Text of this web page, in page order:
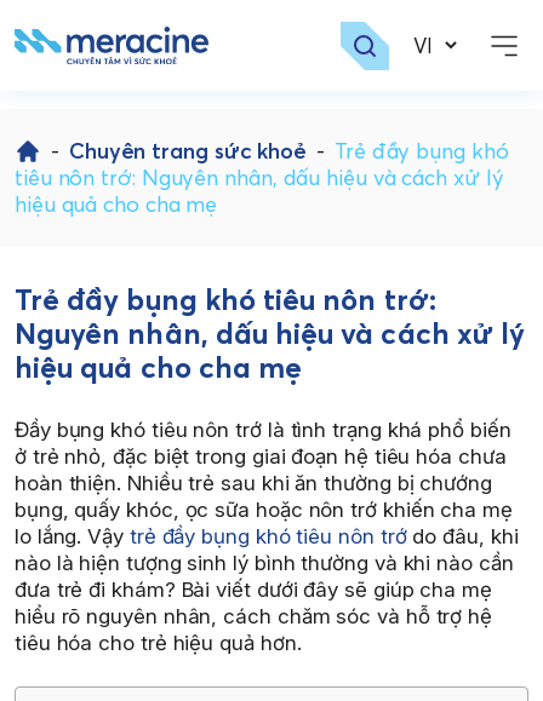
to
content
- Chuyên trang sức khoẻ - Trẻ đầy bụng khó
tiêu nôn trớ: Nguyên nhân, dấu hiệu và cách xử lý
hiệu quả cho cha mẹ
Trẻ đầy bụng khó tiêu nôn trớ:
Nguyên nhân, dấu hiệu và cách xử lý
hiệu quả cho cha mẹ
Đầy bụng khó tiêu nôn trớ là tình trạng khá phổ biến
ở trẻ nhỏ, đặc biệt trong giai đoạn hệ tiêu hóa chưa
hoàn thiện. Nhiều trẻ sau khi ăn thường bị chướng
bụng, quấy khóc, ọc sữa hoặc nôn trớ khiến cha mẹ
lo lắng. Vậy trẻ đầy bụng khó tiêu nôn trớdo đâu, khi
nào là hiện tượng sinh lý bình thường và khi nào cần
đưa trẻ đi khám? Bài viết dưới đây sẽ giúp cha mẹ
hiểu rõ nguyên nhân, cách chăm sóc và hỗ trợ hệ
tiêu hóa cho trẻ hiệu quả hơn.